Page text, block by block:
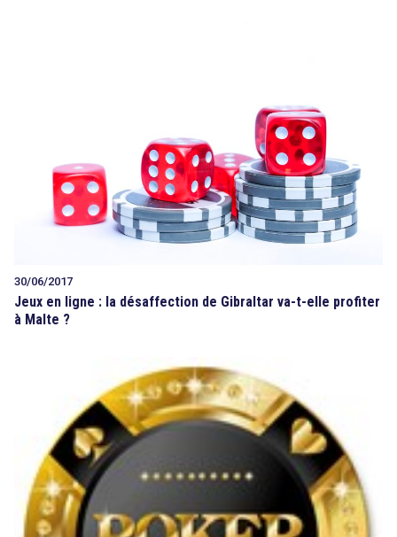
30/06/2017
Jeux en ligne : la désaffection de Gibraltar va-t-elle profiter
à Malte ?